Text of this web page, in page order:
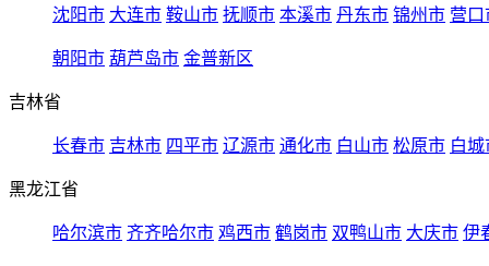
沈阳市 大连市 鞍山市 抚顺市 本溪市 丹东市 锦州市 营口
朝阳市 葫芦岛市 金普新区
吉林省
长春市 吉林市 四平市 辽源市 通化市 白山市 松原市 白城
黑龙江省
哈尔滨市 齐齐哈尔市 鸡西市 鹤岗市 双鸭山市 大庆市 伊